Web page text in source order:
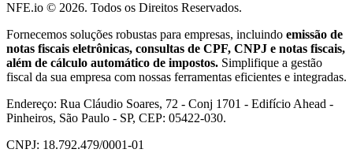
NFE.io © 2026. Todos os Direitos Reservados.
Fornecemos soluções robustas para empresas, incluindo emissão de
notas fiscais eletrônicas, consultas de CPF, CNPJ e notas fiscais,
além de cálculo automático de impostos. Simplifique a gestão
fiscal da sua empresa com nossas ferramentas eficientes e integradas.
Endereço: Rua Cláudio Soares, 72 - Conj 1701 - Edifício Ahead -
Pinheiros, São Paulo - SP, CEP: 05422-030.
CNPJ: 18.792.479/0001-01